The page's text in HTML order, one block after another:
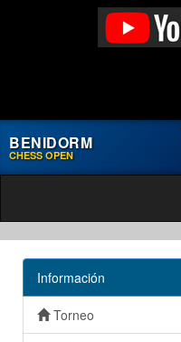
BENIDORM
CHESS OPEN
Información
Torneo